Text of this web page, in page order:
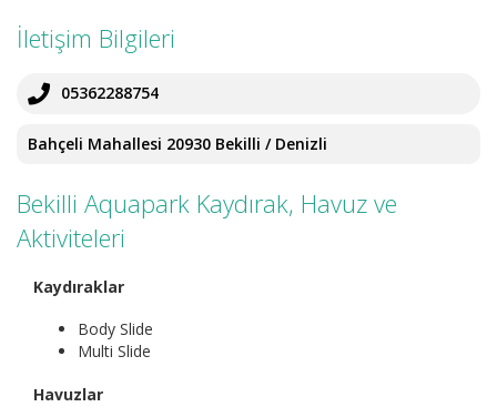
İletişim Bilgileri
05362288754
Bahçeli Mahallesi 20930 Bekilli / Denizli
Bekilli Aquapark Kaydırak, Havuz ve
Aktiviteleri
Kaydıraklar
Body Slide
Multi Slide
Havuzlar